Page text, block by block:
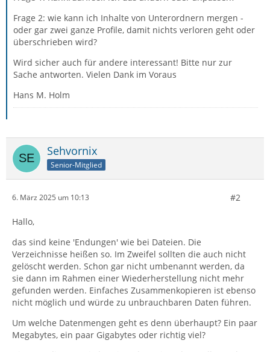
Frage 2: wie kann ich Inhalte von Unterordnern mergen -
oder gar zwei ganze Profile, damit nichts verloren geht oder
überschrieben wird?
Wird sicher auch für andere interessant! Bitte nur zur
Sache antworten. Vielen Dank im Voraus
Hans M. Holm
Sehvornix
Senior-Mitglied
6. März 2025 um 10:13 #2
Hallo,
das sind keine 'Endungen' wie bei Dateien. Die
Verzeichnisse heißen so. Im Zweifel sollten die auch nicht
gelöscht werden. Schon gar nicht umbenannt werden, da
sie dann im Rahmen einer Wiederherstellung nicht mehr
gefunden werden. Einfaches Zusammenkopieren ist ebenso
nicht möglich und würde zu unbrauchbaren Daten führen.
Um welche Datenmengen geht es denn überhaupt? Ein paar
Megabytes, ein paar Gigabytes oder richtig viel?